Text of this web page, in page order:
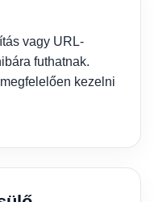
vagy URL-
futhatnak.
kezelni